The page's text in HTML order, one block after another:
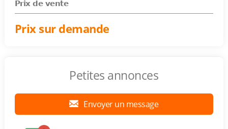
Prix de vente
Prix sur demande
Petites annonces
Envoyer un message